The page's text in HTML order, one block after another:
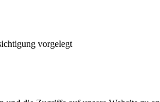
vorgelegt